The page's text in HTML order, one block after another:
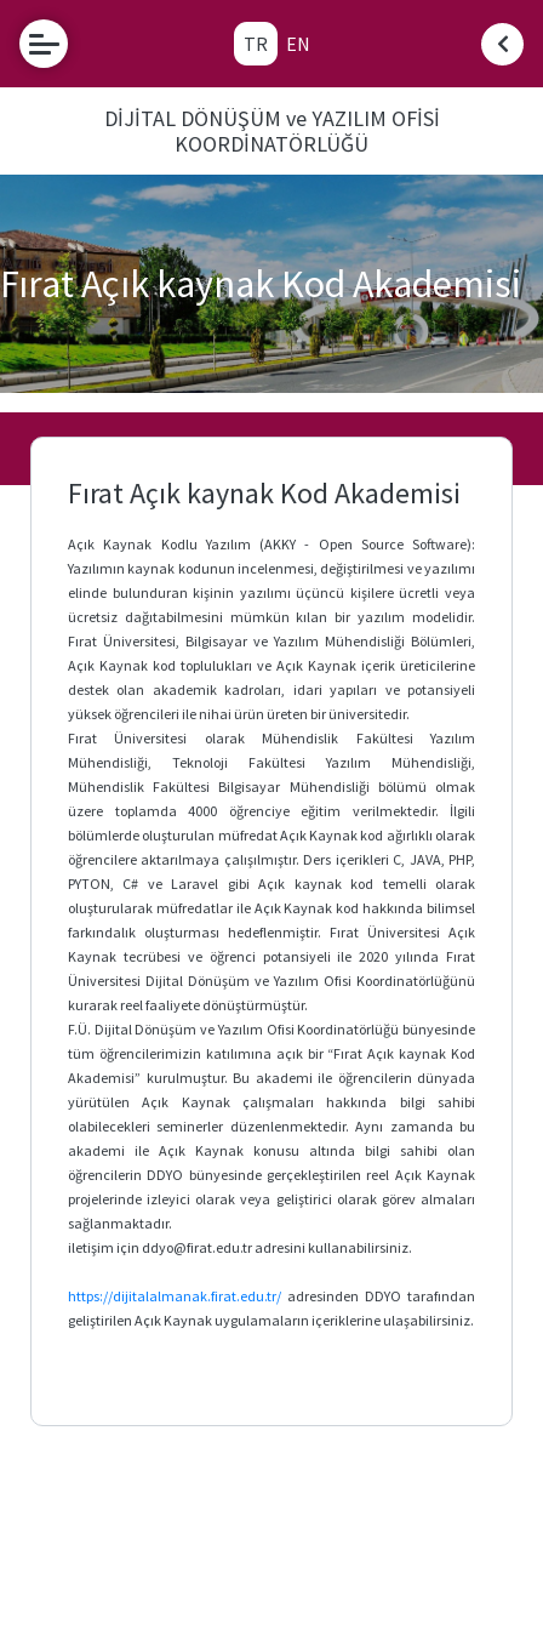
TR EN
E-
Etkinlikler
Şifre
Oluşturma
Robotu
Öğrenci
Otomosyonu
Üniversite
Haber
Fırat
Teknokent
Fırat
DİJİTAL DÖNÜŞÜM ve YAZILIM OFİSİ
KOORDİNATÖRLÜĞÜ
Fırat Açık kaynak Kod Akademisi
Fırat Açık kaynak Kod Akademisi
Açık Kaynak Kodlu Yazılım (AKKY - Open Source Software):
Yazılımın kaynak kodunun incelenmesi, değiştirilmesi ve yazılımı
elinde bulunduran kişinin yazılımı üçüncü kişilere ücretli veya
ücretsiz dağıtabilmesini mümkün kılan bir yazılım modelidir.
Fırat Üniversitesi, Bilgisayar ve Yazılım Mühendisliği Bölümleri,
Açık Kaynak kod toplulukları ve Açık Kaynak içerik üreticilerine
destek olan akademik kadroları, idari yapıları ve potansiyeli
yüksek öğrencileri ile nihai ürün üreten bir üniversitedir.
Fırat Üniversitesi olarak Mühendislik Fakültesi Yazılım
Mühendisliği, Teknoloji Fakültesi Yazılım Mühendisliği,
Mühendislik Fakültesi Bilgisayar Mühendisliği bölümü olmak
üzere toplamda 4000 öğrenciye eğitim verilmektedir. İlgili
bölümlerde oluşturulan müfredat Açık Kaynak kod ağırlıklı olarak
öğrencilere aktarılmaya çalışılmıştır. Ders içerikleri C, JAVA, PHP,
PYTON, C# ve Laravel gibi Açık kaynak kod temelli olarak
oluşturularak müfredatlar ile Açık Kaynak kod hakkında bilimsel
farkındalık oluşturması hedeflenmiştir. Fırat Üniversitesi Açık
Kaynak tecrübesi ve öğrenci potansiyeli ile 2020 yılında Fırat
Üniversitesi Dijital Dönüşüm ve Yazılım Ofisi Koordinatörlüğünü
kurarak reel faaliyete dönüştürmüştür.
F.Ü. Dijital Dönüşüm ve Yazılım Ofisi Koordinatörlüğü bünyesinde
tüm öğrencilerimizin katılımına açık bir “Fırat Açık kaynak Kod
Akademisi” kurulmuştur. Bu akademi ile öğrencilerin dünyada
yürütülen Açık Kaynak çalışmaları hakkında bilgi sahibi
olabilecekleri seminerler düzenlenmektedir. Aynı zamanda bu
akademi ile Açık Kaynak konusu altında bilgi sahibi olan
öğrencilerin DDYO bünyesinde gerçekleştirilen reel Açık Kaynak
projelerinde izleyici olarak veya geliştirici olarak görev almaları
sağlanmaktadır.
iletişim için ddyo@firat.edu.tr adresini kullanabilirsiniz.
https://dijitalalmanak.firat.edu.tr/ adresinden DDYO tarafından
geliştirilen Açık Kaynak uygulamaların içeriklerine ulaşabilirsiniz.